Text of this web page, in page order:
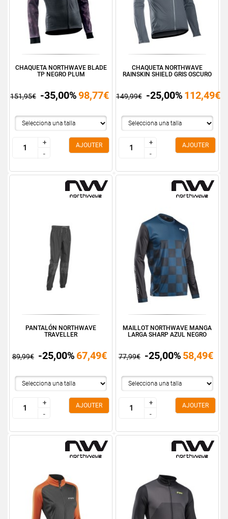
CHAQUETA NORTHWAVE BLADE
TP NEGRO PLUM
151,95€ -35,00%98,77€
+
-
+
-
AJOUTER
CHAQUETA NORTHWAVE
RAINSKIN SHIELD GRIS OSCURO
149,99€ -25,00% 112,49€
+
-
+
-
AJOUTER
PANTALÓN NORTHWAVE
TRAVELLER
89,99€ -25,00% 67,49€
+
-
+
-
AJOUTER
MAILLOT NORTHWAVE MANGA
LARGA SHARP AZUL NEGRO
77,99€ -25,00% 58,49€
+
-
+
-
AJOUTER